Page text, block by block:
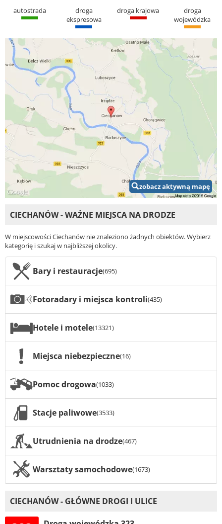
autostrada
droga
ekspresowa
droga krajowa
droga
wojewódzka
zobacz aktywną mapę
CIECHANÓW - WAŻNE MIEJSCA NA DRODZE
W miejscowości Ciechanów nie znaleziono żadnych obiektów. Wybierz
kategorię i szukaj w najbliższej okolicy.
Bary i restauracje(695)
Fotoradary i miejsca kontroli(435)
Hotele i motele(13321)
Miejsca niebezpieczne(16)
Pomoc drogowa(1033)
Stacje paliwowe(3533)
Utrudnienia na drodze(467)
Warsztaty samochodowe(1673)
CIECHANÓW - GŁÓWNE DROGI I ULICE